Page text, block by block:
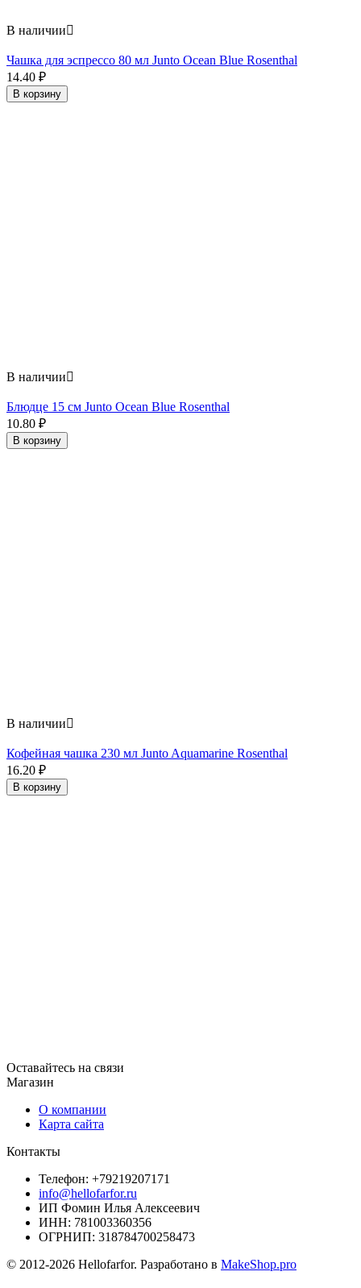
В наличии
Чашка для эспрессо 80 мл Junto Ocean Blue Rosenthal
14.40 ₽
В корзину
В наличии
Блюдце 15 см Junto Ocean Blue Rosenthal
10.80 ₽
В корзину
В наличии
Кофейная чашка 230 мл Junto Aquamarine Rosenthal
16.20 ₽
В корзину
Оставайтесь на связи
Магазин
О компании
Карта сайта
Контакты
Телефон: +79219207171
info@hellofarfor.ru
ИП Фомин Илья Алексеевич
ИНН: 781003360356
ОГРНИП: 318784700258473
© 2012-2026 Hellofarfor. Разработано в MakeShop.pro